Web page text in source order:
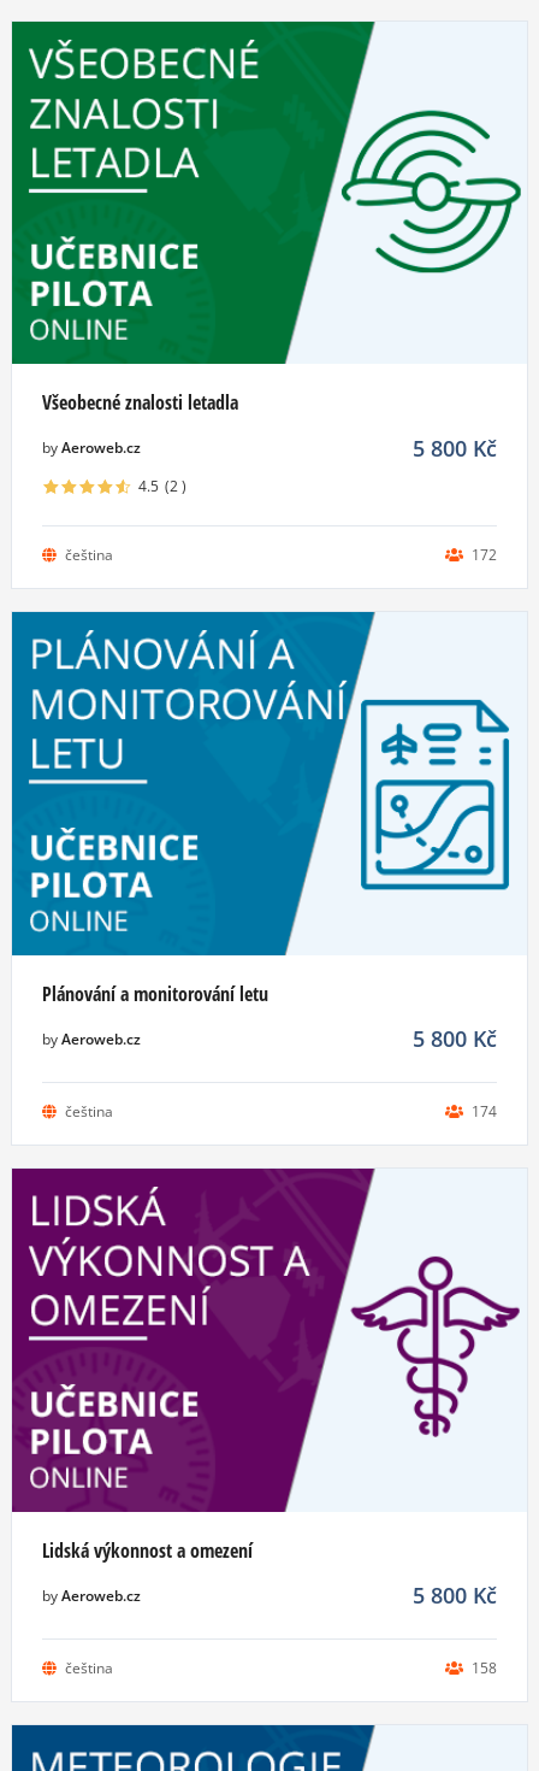
Všeobecné znalosti letadla
byAeroweb.cz 5 800 Kč
4.5 (2)
čeština 172
Plánování a monitorování letu
byAeroweb.cz 5 800 Kč
čeština 174
Lidská výkonnost a omezení
byAeroweb.cz 5 800 Kč
čeština 158